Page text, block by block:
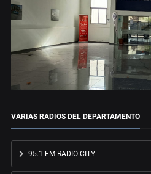
VARIAS RADIOS DEL DEPARTAMENTO
95.1 FM RADIO CITY